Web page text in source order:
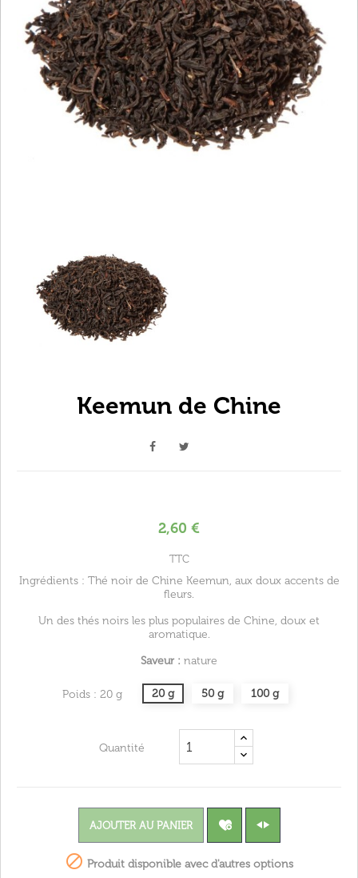
Keemun de Chine
2,60 €
TTC
Ingrédients : Thé noir de Chine Keemun, aux doux accents de
fleurs.
Un des thés noirs les plus populaires de Chine, doux et
aromatique.
Saveur : nature
Poids : 20 g 20 g 50 g 100 g
Quantité
AJOUTER AU PANIER
 Produit disponible avec d'autres options